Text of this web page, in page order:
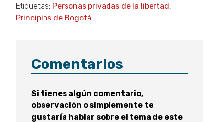
Etiquetas: Personas privadas de la libertad,
Principios de Bogotá
Comentarios
Si tienes algún comentario,
observación o simplemente te
gustaría hablar sobre el tema de este